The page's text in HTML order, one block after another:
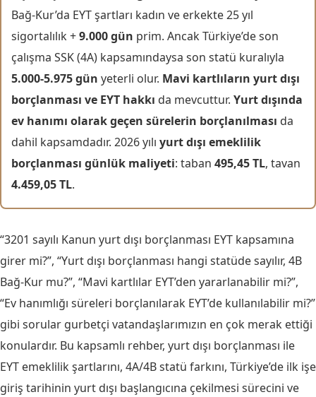
Bağ-Kur’da EYT şartları kadın ve erkekte 25 yıl
sigortalılık +9.000 gün prim. Ancak Türkiye’de son
çalışma SSK (4A) kapsamındaysa son statü kuralıyla
5.000-5.975 gün yeterli olur. Mavi kartlıların yurt dışı
borçlanması ve EYT hakkı da mevcuttur. Yurt dışında
ev hanımı olarak geçen sürelerin borçlanılması da
dahil kapsamdadır. 2026 yılı yurt dışı emeklilik
borçlanması günlük maliyeti: taban 495,45 TL, tavan
4.459,05 TL.
“3201 sayılı Kanun yurt dışı borçlanması EYT kapsamına
girer mi?”, “Yurt dışı borçlanması hangi statüde sayılır, 4B
Bağ-Kur mu?”, “Mavi kartlılar EYT’den yararlanabilir mi?”,
“Ev hanımlığı süreleri borçlanılarak EYT’de kullanılabilir mi?”
gibi sorular gurbetçi vatandaşlarımızın en çok merak ettiği
konulardır. Bu kapsamlı rehber, yurt dışı borçlanması ile
EYT emeklilik şartlarını, 4A/4B statü farkını, Türkiye’de ilk işe
giriş tarihinin yurt dışı başlangıcına çekilmesi sürecini ve